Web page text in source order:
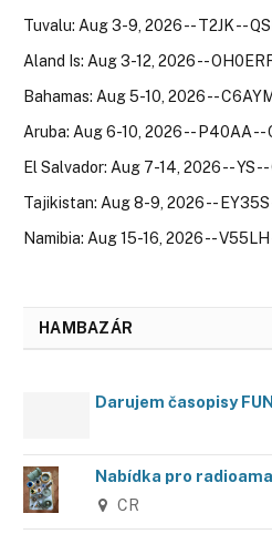
Tuvalu: Aug 3-9, 2026 -- T2JK --
Aland Is: Aug 3-12, 2026 --
Bahamas: Aug 5-10, 2026 --
Aruba: Aug 6-10, 2026 -- P40AA --
El Salvador: Aug 7-14, 2026 -- YS --
Tajikistan: Aug 8-9, 2026 -- EY35S
Namibia: Aug 15-16, 2026 -- V55LH
HAMBAZÁR
Darujem časopisy
Nabídka pro
CR